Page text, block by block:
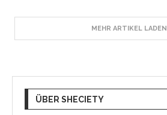
MEHR ARTIKEL LADEN
ÜBER SHECIETY